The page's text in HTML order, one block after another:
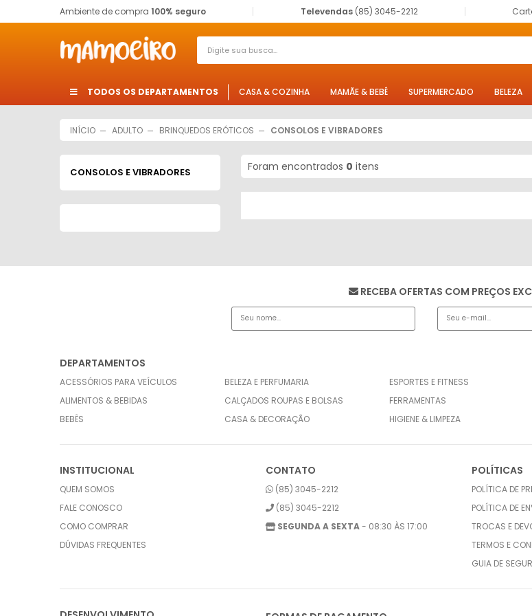
Ambiente de compra 100% seguro Televendas(85) 3045-2212
TODOS OS DEPARTAMENTOS CASA & COZINHA MAMÃE & BEBÊ SUPERMERCADO BELEZA
INÍCIO ADULTO BRINQUEDOS ERÓTICOS CONSOLOS E VIBRADORES
CONSOLOS E VIBRADORES Foram encontrados 0 itens
RECEBA OFERTAS COM PREÇOS
DEPARTAMENTOS
ACESSÓRIOS PARA VEÍCULOS
ALIMENTOS & BEBIDAS
BEBÊS
BELEZA E PERFUMARIA
CALÇADOS ROUPAS E BOLSAS
CASA & DECORAÇÃO
ESPORTES E FITNESS
FERRAMENTAS
HIGIENE & LIMPEZA
INSTITUCIONAL
QUEM SOMOS
FALE CONOSCO
COMO COMPRAR
DÚVIDAS FREQUENTES
CONTATO
(85) 3045-2212
(85) 3045-2212
SEGUNDA A SEXTA- 08:30 ÀS 17:00
POLÍTICAS
POLÍTICA DE
POLÍTICA DE
TROCAS E
TERMOS E
GUIA DE